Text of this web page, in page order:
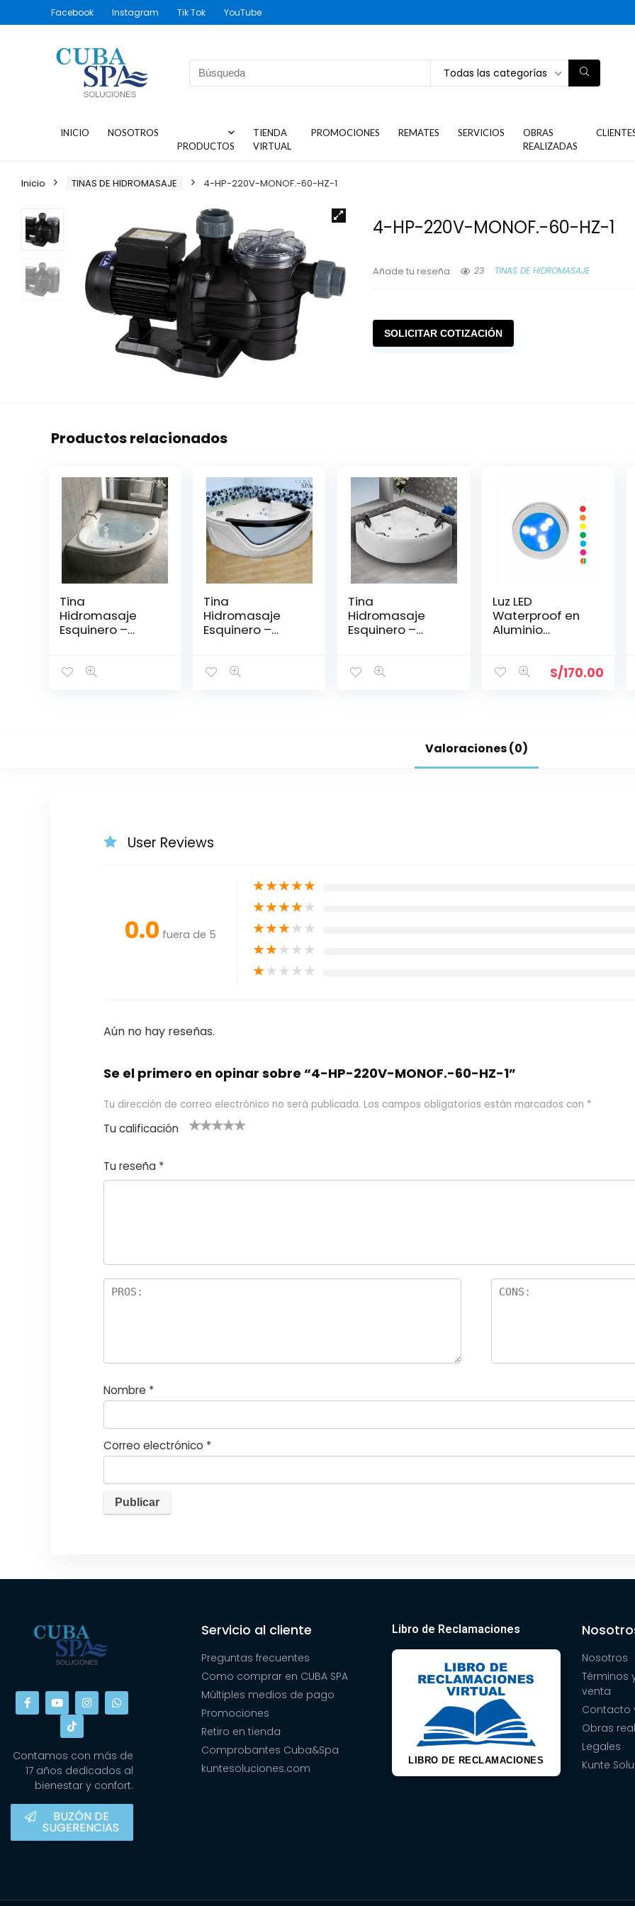
Facebook Instagram Tik Tok YouTube
Todas las categorías
INICIO
NOSOTROS
PRODUCTOS
TIENDA
VIRTUAL
PROMOCIONES REMATES SERVICIOS
OBRAS
REALIZADAS
Inicio TINAS DE HIDROMASAJE 4-HP-220V-MONOF.-60-HZ-1
4-HP-220V-MONOF.-60-HZ-1
Añade tu reseña 23 TINAS DE HIDROMASAJE
SOLICITAR COTIZACIÓN
Productos relacionados
Tina
Hidromasaje
Esquinero –
Tina
Hidromasaje
Esquinero –
Tina
Hidromasaje
Esquinero –
Luz LED
Waterproof en
Aluminio
S/170.00
Valoraciones (0)
User Reviews
0.0 fuera de 5
★★★★★
★★★★★
★★★★★
★★★★★
★★★★★
Aún no hay reseñas.
Se el primero en opinar sobre “4-HP-220V-MONOF.-60-HZ-1”
Tu dirección de correo electrónico no será publicada. Los campos obligatorios están marcados con *
Tu calificación
e
el
5
las
s
Tu reseña *
Nombre *
Correo electrónico *
Contamos con más de
17 años dedicados al
bienestar y confort.
BUZÓN DE
SUGERENCIAS
Servicio al cliente
Preguntas frecuentes
Como comprar en CUBA SPA
Múltiples medios de pago
Promociones
Retiro en tienda
Comprobantes Cuba&Spa
kuntesoluciones.com
Libro de Reclamaciones
LIBRO DE RECLAMACIONES
Nosotros
Términos
venta
Contacto
Obras
Legales
Kunte